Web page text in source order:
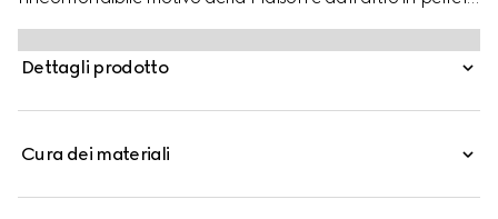
tonalità neutre. Questo modello, in GG Supreme e pelle
liscia, è definito da una fibbia rettangolare con dettaglio
Gucci inciso.
Dettagli prodotto
Cura dei materiali